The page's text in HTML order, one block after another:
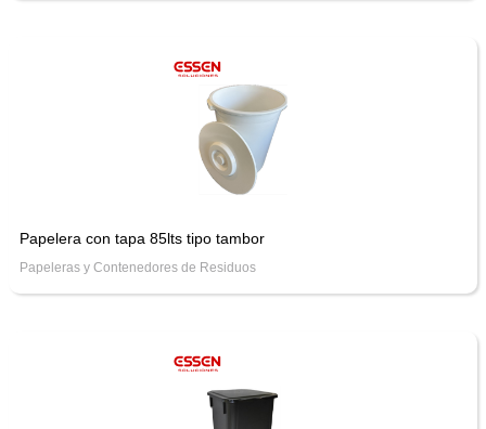
Papelera con tapa 85lts tipo tambor
Papeleras y Contenedores de Residuos